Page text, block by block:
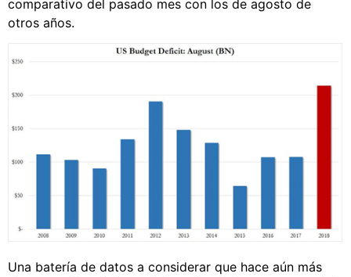
comparativo del pasado mes con los de agosto de
otros años.
Una batería de datos a considerar que hace aún más